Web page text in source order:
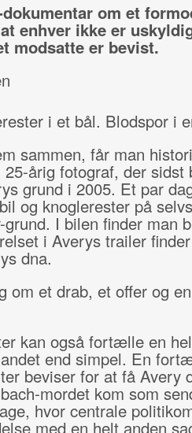
om et
enhver ikke er
modsatte er bevist.
i et bål. Blodspor i
sammen, får man
25-årig fotograf, der sidst
grund i 2005. Et par
og knoglerester på
grund. I bilen finder man
i Averys trailer
dna.
et drab, et offer og en
kan også fortælle en
end simpel. En
beviser for at få Avery
mordet kom som
hvor centrale
med en helt anden